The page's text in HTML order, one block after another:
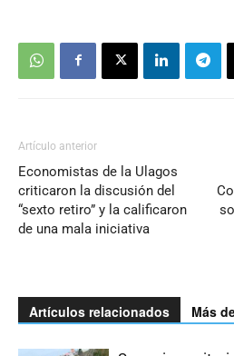
Artículo anterior
Economistas de la Ulagos
criticaron la discusión del
“sexto retiro” y la calificaron
de una mala iniciativa
Artículos relacionados Más